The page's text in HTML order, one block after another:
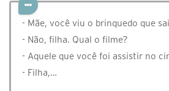
- Mãe, você viu o brinquedo que
- Não, filha. Qual o filme?
- Aquele que você foi assistir no
- Filha,…